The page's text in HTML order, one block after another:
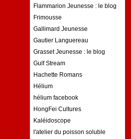
Flammarion Jeunesse : le blog
Frimousse
Gallimard Jeunesse
Gautier Languereau
Grasset Jeunesse : le blog
Gulf Stream
Hachette Romans
Hélium
hélium facebook
HongFei Cultures
Kaléidoscope
l'atelier du poisson soluble